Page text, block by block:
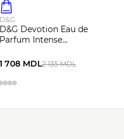
D&G
D&G Devotion Eau de
Parfum Intense
1 708 MDL2 135 MDL